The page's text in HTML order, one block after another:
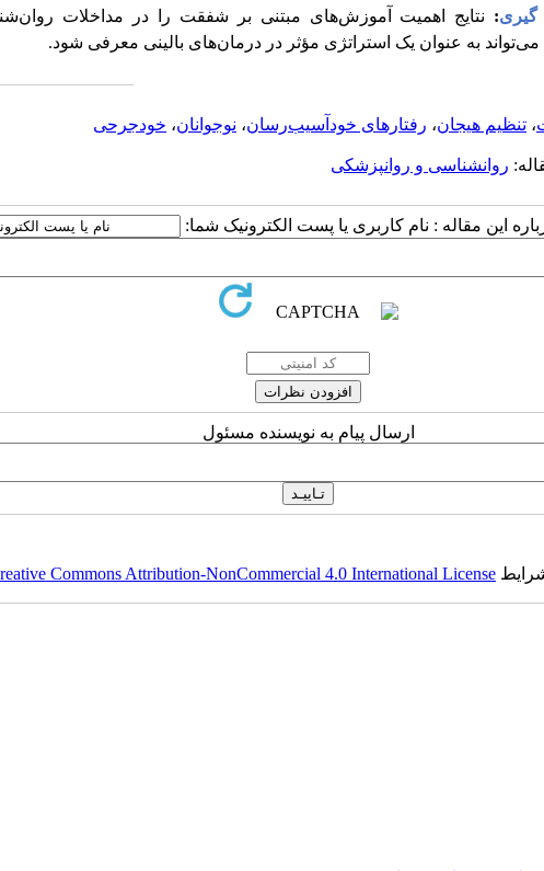
گیری: نتایج اهمیت آموزش‌های مبتنی بر شفقت را در مداخلات
به عنوان یک استراتژی مؤثر در درمان‌های بالینی معرفی شود.
، تنظیم هیجان، رفتارهای خودآسیب‌رسان، نوجوانان، خودجرحی
روانشناسی و روانپزشکی
این مقاله : نام کاربری یا پست الکترونیک شما:
ارسال پیام به نویسنده مسئول
Commons Attribution-NonCommercial 4.0 International License